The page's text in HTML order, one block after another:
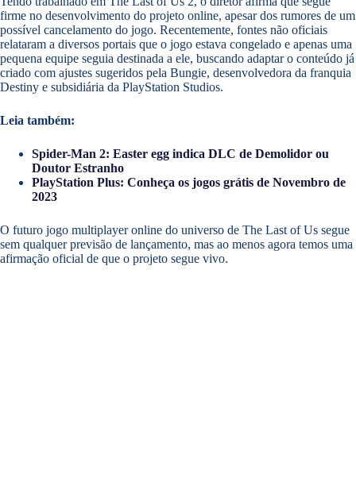
firme no desenvolvimento do projeto online, apesar dos rumores de um
possível cancelamento do jogo. Recentemente, fontes não oficiais
relataram a diversos portais que o jogo estava congelado e apenas uma
pequena equipe seguia destinada a ele, buscando adaptar o conteúdo já
criado com ajustes sugeridos pela Bungie, desenvolvedora da franquia
Destiny e subsidiária da PlayStation Studios.
Leia também:
Spider-Man 2: Easter egg indica DLC de Demolidor ou
Doutor Estranho
PlayStation Plus: Conheça os jogos grátis de Novembro de
2023
O futuro jogo multiplayer online do universo de The Last of Us segue
sem qualquer previsão de lançamento, mas ao menos agora temos uma
afirmação oficial de que o projeto segue vivo.